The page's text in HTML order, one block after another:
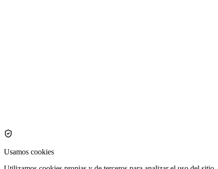
Usamos cookies